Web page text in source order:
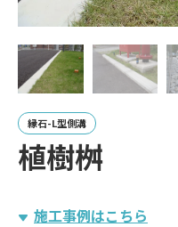
縁石-L型側溝
植樹桝
施工事例はこちら